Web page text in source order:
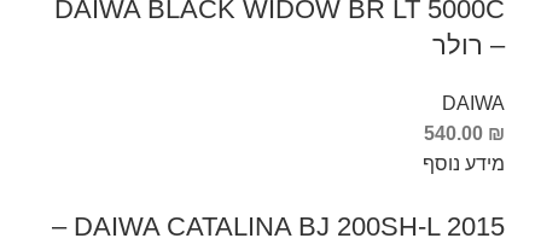
DAIWA BLACK WIDOW BR LT 5000C
– רולר
DAIWA
540.00 ₪
מידע נוסף
DAIWA CATALINA BJ 200SH-L 2015 –